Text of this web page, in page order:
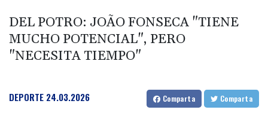
DEL POTRO: JOÃO FONSECA "TIENE
MUCHO POTENCIAL", PERO
"NECESITA TIEMPO"
DEPORTE 24.03.2026 Comparta Comparta